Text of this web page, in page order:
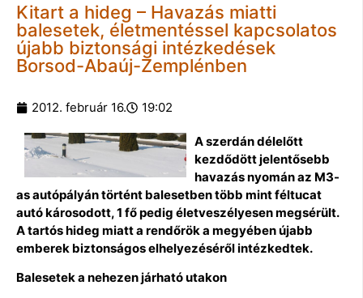
Kitart a hideg – Havazás miatti
balesetek, életmentéssel kapcsolatos
újabb biztonsági intézkedések
Borsod-Abaúj-Zemplénben
2012. február 16. 19:02
A szerdán délelőtt
kezdődött jelentősebb
havazás nyomán az M3-
as autópályán történt balesetben több mint féltucat
autó károsodott, 1 fő pedig életveszélyesen megsérült.
A tartós hideg miatt a rendőrök a megyében újabb
emberek biztonságos elhelyezéséről intézkedtek.
Balesetek a nehezen járható utakon